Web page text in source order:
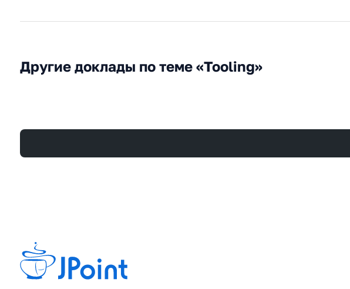
Другие доклады по теме «Tooling»